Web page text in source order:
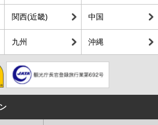
関西(近畿) 中国
九州 沖縄